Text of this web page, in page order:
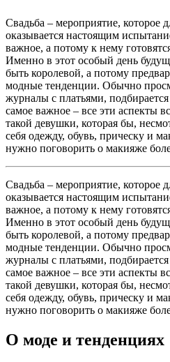
Свадьба – мероприятие, которое
оказывается настоящим
важное, а потому к нему
Именно в этот особый день
быть королевой, а потому
модные тенденции. Обычно
журналы с платьями,
самое важное – все эти аспекты
такой девушки, которая бы,
себя одежду, обувь, прическу и
нужно поговорить о макияже
Свадьба – мероприятие, которое
оказывается настоящим
важное, а потому к нему
Именно в этот особый день
быть королевой, а потому
модные тенденции. Обычно
журналы с платьями,
самое важное – все эти аспекты
такой девушки, которая бы,
себя одежду, обувь, прическу и
нужно поговорить о макияже
О моде и тенденциях